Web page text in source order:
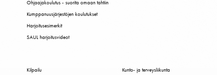
Ohjaajakoulutus - suorita omaan tahtiin
Kumppanuusjärjestöjen koulutukset
Harjoitusesimerkit
SAUL harjoitusvideot
Kilpailu Kunto- ja terveysliikunta